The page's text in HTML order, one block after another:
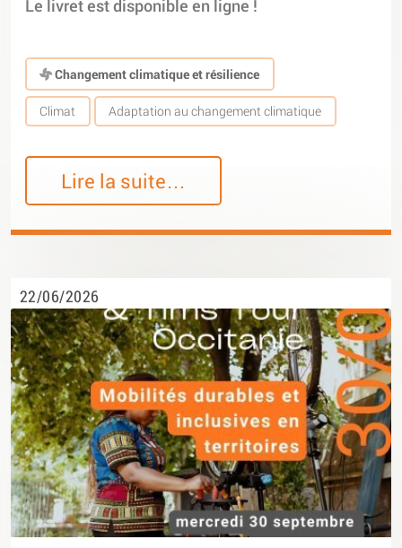
Le livret est disponible en ligne !
Changement climatique et résilience
Climat Adaptation au changement climatique
Lire la suite…
22/06/2026